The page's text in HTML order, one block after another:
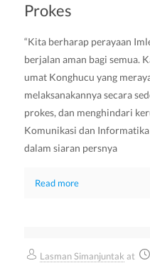
Prokes
“Kita berharap perayaan
berjalan aman bagi semua.
umat Konghucu yang
melaksanakannya secara
prokes, dan menghindari
Komunikasi dan
dalam siaran persnya
Read more
Lasman Simanjuntak at